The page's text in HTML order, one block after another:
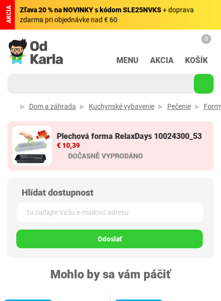
AKCIA Zľava 20 % na NOVINKY s kódom SLE25NVKS+ doprava
zdarma pri objednávke nad € 60
MENU AKCIA
0
KOŠÍK
Dom a záhrada Kuchynské vybavenie Pečenie
Plechová forma RelaxDays 10024300_53
€ 10,39
Odoslať
Mohlo by sa vám páčiť